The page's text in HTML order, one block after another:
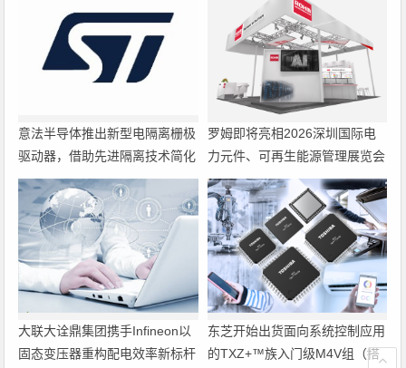
意法半导体推出新型电隔离栅极
驱动器，借助先进隔离技术简化
电源设计
罗姆即将亮相2026深圳国际电
力元件、可再生能源管理展览会
暨研讨会
大联大诠鼎集团携手Infineon以
固态变压器重构配电效率新标杆
东芝开始出货面向系统控制应用
的TXZ+™族入门级M4V组（搭